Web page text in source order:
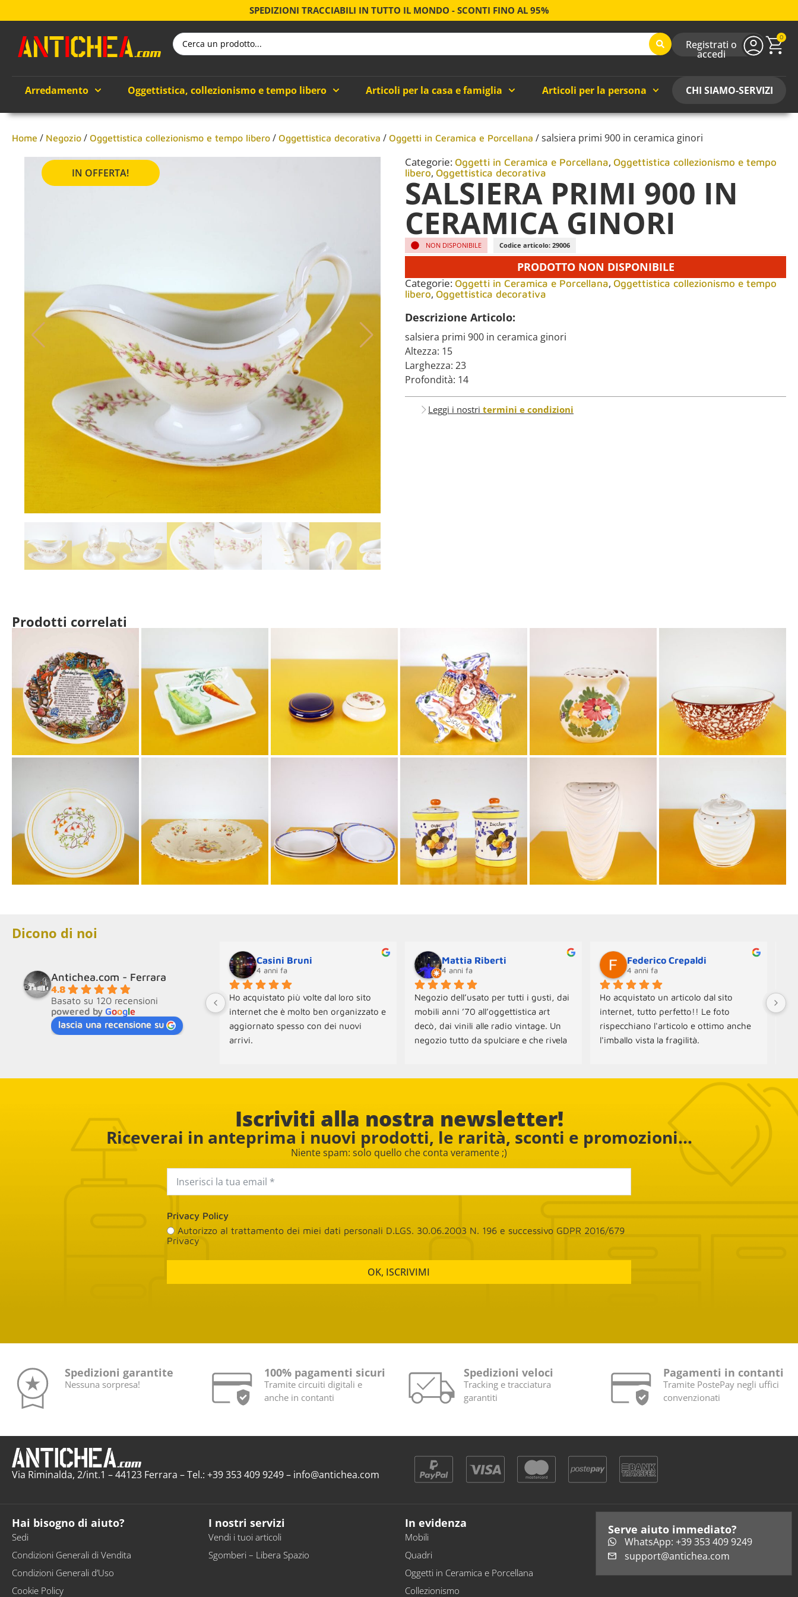
SPEDIZIONI TRACCIABILI IN TUTTO IL MONDO - SCONTI FINO AL 95%
Registrati o
accedi
0
Arredamento Oggettistica, collezionismo e tempo libero Articoli per la casa e famiglia Articoli per la persona CHI SIAMO-SERVIZI
Home / Negozio / Oggettistica collezionismo e tempo libero / Oggettistica decorativa / Oggetti in Ceramica e Porcellana / salsiera primi 900 in ceramica ginori
IN OFFERTA!
Categorie: Oggetti in Ceramica e Porcellana, Oggettistica collezionismo e tempo
libero, Oggettistica decorativa
SALSIERA PRIMI 900 IN
CERAMICA GINORI
NON DISPONIBILE Codice articolo: 29006
PRODOTTO NON DISPONIBILE
Categorie: Oggetti in Ceramica e Porcellana, Oggettistica collezionismo e tempo
libero, Oggettistica decorativa
Descrizione Articolo:
salsiera primi 900 in ceramica ginori
Altezza: 15
Larghezza: 23
Profondità: 14
Leggi i nostri termini e condizioni
Prodotti correlati
Dicono di noi
Antichea.com - Ferrara
4.8
Basato su 120 recensioni
powered by Google
lascia una recensione su
Casini Bruni
4 anni fa
Ho acquistato più volte dal loro sito
internet che è molto ben organizzato e
aggiornato spesso con dei nuovi
arrivi.
Mattia Riberti
4 anni fa
Negozio dell’usato per tutti i gusti, dai
mobili anni ’70 all’oggettistica art
decò, dai vinili alle radio vintage. Un
negozio tutto da spulciare e che rivela
Federico Crepaldi
4 anni fa
Ho acquistato un articolo dal sito
internet, tutto perfetto!! Le foto
rispecchiano l'articolo e ottimo anche
l'imballo vista la fragilità.
Iscriviti alla nostra newsletter!
Riceverai in anteprima i nuovi prodotti, le rarità, sconti e promozioni...
Niente spam: solo quello che conta veramente ;)
Privacy Policy
Autorizzo al trattamento dei miei dati personali D.LGS. 30.06.2003 N. 196 e successivo GDPR 2016/679
Privacy
OK, ISCRIVIMI
Spedizioni garantite
Nessuna sorpresa!
100% pagamenti sicuri
Tramite circuiti digitali e
anche in contanti
Spedizioni veloci
Tracking e tracciatura
garantiti
Pagamenti in contanti
Tramite PostePay negli uffici
convenzionati
Via Riminalda, 2/int.1 – 44123 Ferrara – Tel.: +39 353 409 9249 – info@antichea.com
Hai bisogno di aiuto?
Sedi
Condizioni Generali di Vendita
Condizioni Generali d’Uso
Cookie Policy
I nostri servizi
Vendi i tuoi articoli
Sgomberi – Libera Spazio
In evidenza
Mobili
Quadri
Oggetti in Ceramica e Porcellana
Collezionismo
Serve aiuto immediato?
WhatsApp: +39 353 409 9249
support@antichea.com